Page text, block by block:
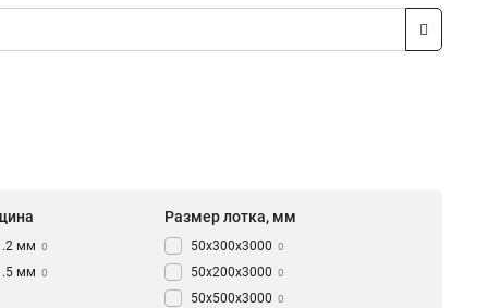
мм 0
мм 0
Размер лотка, мм
50х300х3000 0
50х200х3000 0
50х500х3000 0